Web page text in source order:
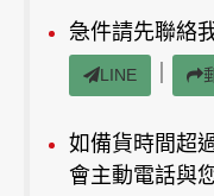
急件請先聯絡
LINE
如備貨時間超
會主動電話與